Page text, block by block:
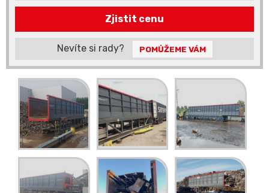
Zjistit cenu
Nevíte si rady? POMŮŽEME VÁM